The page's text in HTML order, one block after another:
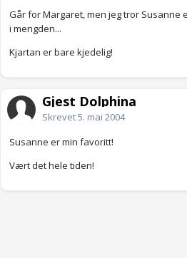
Går for Margaret, men jeg tror Susanne
i mengden...
Kjartan er bare kjedelig!
Gjest Dolphina
Skrevet5. mai 2004
Susanne er min favoritt!
Vært det hele tiden!